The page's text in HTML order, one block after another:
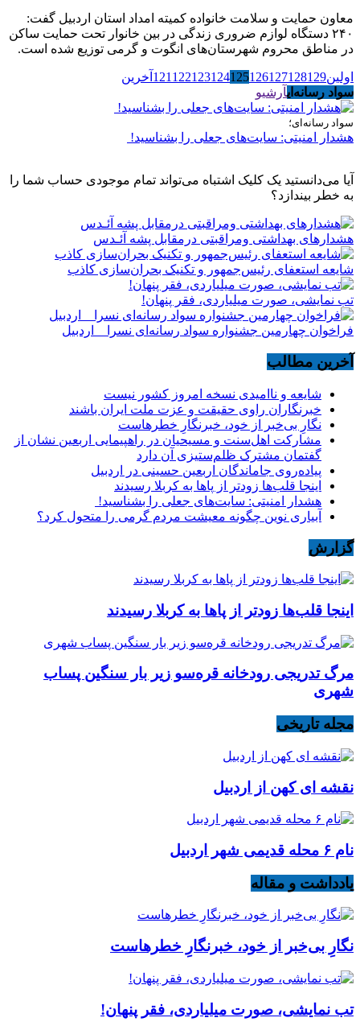
معاون حمایت و سلامت خانواده کمیته امداد استان اردبیل گفت:
۲۴۰ دستگاه لوازم ضروری زندگی در بین خانوار تحت حمایت ساکن
در مناطق محروم شهرستان‌های انگوت و گرمی توزیع شده است.
اولین 121 122123124125126127128129
آخرین
سواد رسانه‌ایآرشیو
سواد رسانه‌ای؛
هشدار امنیتی: سایت‌های جعلی را بشناسید!
آیا می‌دانستید یک کلیک اشتباه می‌تواند تمام موجودی حساب شما را
به خطر بیندازد؟
هشدارهاى بهداشتى ومراقبتى درمقابل پشه آئـدس
شایعه استعفای رئیس‌جمهور و تکنیک بحران‌سازی کاذب
تب نمایشی، صورت میلیاردی، فقر پنهان!
فراخوان چهارمین جشنواره سواد رسانه‌ای نسرا _ اردبیل
آخرین مطالب
شایعه و ناامیدی نسخه امروز کشور نیست
خبرنگاران راوی حقیقت و عزت ملت ایران باشند
نگارِ بی‌خبر از خود، خبرنگارِ خطرهاست
مشارکت اهل‌سنت و مسیحیان در راهپیمایی اربعین نشان از
گفتمان مشترک ظلم‌ستیزی آن دارد
پیاده‌روی جاماندگان اربعین حسینی در اردبیل
اینجا قلب‌ها زودتر از پاها به کربلا رسیدند
هشدار امنیتی: سایت‌های جعلی را بشناسید!
آبیاری نوین چگونه معیشت مردم گرمی را متحول کرد؟
گزارش
اینجا قلب‌ها زودتر از پاها به کربلا رسیدند
مرگ تدریجی رودخانه قره‌سو زیر بار سنگین پساب
شهری
مجله تاریخی
نقشه ای کهن از اردبیل
نام ۶ محله قدیمی شهر اردبیل
یادداشت و مقاله
نگارِ بی‌خبر از خود، خبرنگارِ خطرهاست
تب نمایشی، صورت میلیاردی، فقر پنهان!